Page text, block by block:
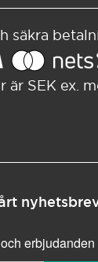
säkra
är SEK ex.